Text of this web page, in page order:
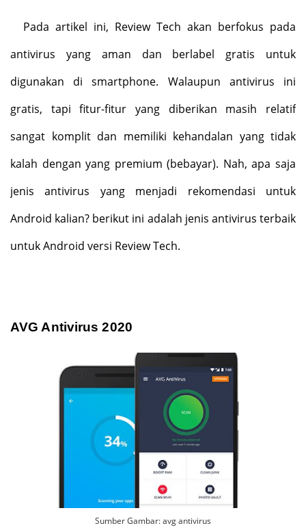
Pada artikel ini, Review Tech akan berfokus pada
antivirus yang aman dan berlabel gratis untuk
digunakan di smartphone. Walaupun antivirus ini
gratis, tapi fitur-fitur yang diberikan masih relatif
sangat komplit dan memiliki kehandalan yang tidak
kalah dengan yang premium (bebayar). Nah, apa saja
jenis antivirus yang menjadi rekomendasi untuk
Android kalian? berikut ini adalah jenis antivirus terbaik
untuk Android versi Review Tech.
AVG Antivirus 2020
Sumber Gambar: avg antivirus